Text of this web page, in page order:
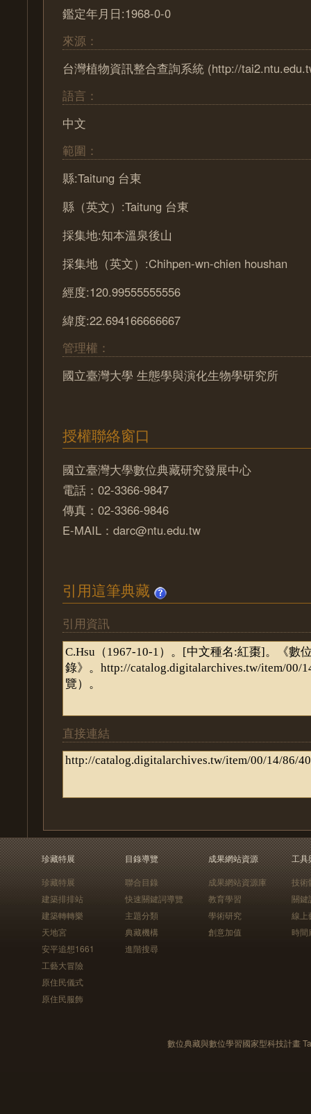
鑑定年月日:1968-0-0
來源：
台灣植物資訊整合查詢系統 (http://
語言：
中文
範圍：
縣:Taitung 台東
縣（英文）:Taitung 台東
採集地:知本溫泉後山
採集地（英文）:Chihpen-wn-chien houshan
經度:120.99555555556
緯度:22.694166666667
管理權：
國立臺灣大學 生態學與演化生物學研究所
授權聯絡窗口
國立臺灣大學數位典藏研究發展中心
電話：02-3366-9847
傳真：02-3366-9846
E-MAIL：darc@ntu.edu.tw
引用這筆典藏
引用資訊
直接連結
珍藏特展
珍藏特展
建築排排站
建築轉轉樂
天地宮
安平追想1661
工藝大冒險
原住民儀式
原住民服飾
目錄導覽
聯合目錄
快速關鍵詞導覽
主題分類
典藏機構
進階搜尋
成果網站資源
成果網站資源庫
教育學習
學術研究
創意加值
工具
技術
關鍵
線上
時間
數位典藏與數位學習國家型科技計畫